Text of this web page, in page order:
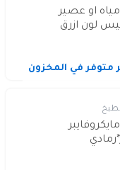
او عصير
لون ازرق
متوفر في المخزون